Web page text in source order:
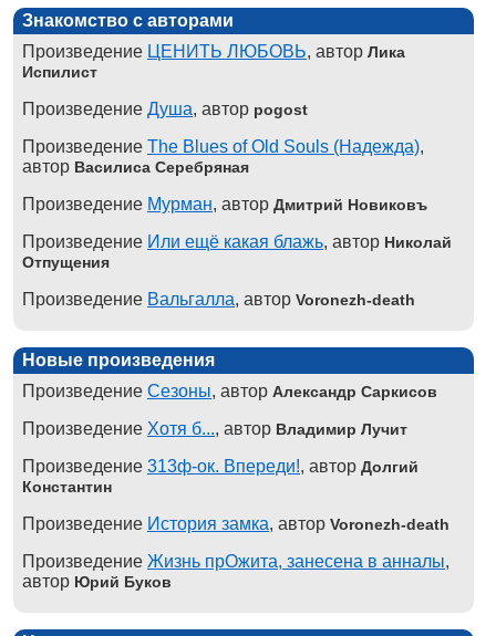
Знакомство с авторами
Произведение ЦЕНИТЬ ЛЮБОВЬ, автор Лика
Испилист
Произведение Душа, автор pogost
Произведение The Blues of Old Souls (Надежда),
автор Василиса Серебряная
Произведение Мурман, автор Дмитрий Новиковъ
Произведение Или ещё какая блажь, автор Николай
Отпущения
Произведение Вальгалла, автор Voronezh-death
Новые произведения
Произведение Сезоны, автор Александр Саркисов
Произведение Хотя б..., автор Владимир Лучит
Произведение 313ф-ок. Впереди!, автор Долгий
Константин
Произведение История замка, автор Voronezh-death
Произведение Жизнь прОжита, занесена в анналы,
автор Юрий Буков